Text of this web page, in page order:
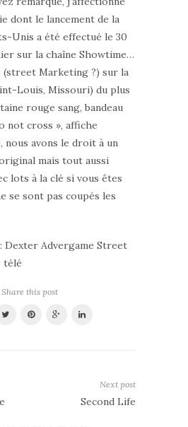
dont le lancement de la
Unis a été effectué le 30
sur la chaîne Showtime…
(street Marketing ?) sur la
Louis, Missouri) du plus
rouge sang, bandeau
not cross », affiche
nous avons le droit à un
mais tout aussi
lots à la clé si vous êtes
se sont pas coupés les
Dexter Advergame Street
télé
Share this post
Next post
Second Life